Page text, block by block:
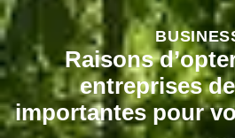
Raisons
entreprises
importantes pour